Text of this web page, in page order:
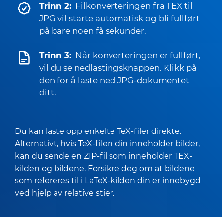
Trinn 2: Filkonverteringen fra TEX til
JPG vil starte automatisk og bli fullført
på bare noen få sekunder.
Trinn 3: Når konverteringen er fullført,
vil du se nedlastingsknappen. Klikk på
den for å laste ned JPG-dokumentet
ditt.
Du kan laste opp enkelte TeX-filer direkte.
Alternativt, hvis TeX-filen din inneholder bilder,
kan du sende en ZIP-fil som inneholder TEX-
kilden og bildene. Forsikre deg om at bildene
som refereres til i LaTeX-kilden din er innebygd
ved hjelp av relative stier.